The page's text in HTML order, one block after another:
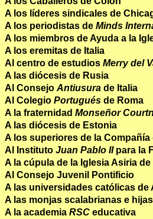
A los líderes sindicales de
A los periodistas de Minds
A los miembros de Ayuda a la
A los eremitas de Italia
Al centro de estudios Merry del
A las diócesis de Rusia
Al Consejo Antiusura de Italia
Al Colegio Portugués de Roma
A la fraternidad Monseñor
A las diócesis de Estonia
A los superiores de la Compañía
Al Instituto Juan Pablo IIpara la
A la cúpula de la Iglesia Asiria de
Al Consejo Juvenil Pontificio
A las universidades católicas de
A las monjas scalabrianas e
A la academia RSC educativa